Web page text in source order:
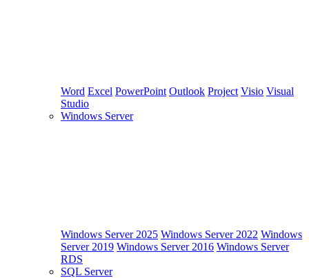
Word Excel PowerPoint Outlook Project Visio Visual
Studio
Windows Server
Windows Server 2025 Windows Server 2022 Windows
Server 2019 Windows Server 2016 Windows Server
RDS
SQL Server